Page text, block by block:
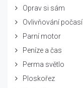
Oprav si sám
Ovlivňování počasí
Parní motor
Peníze a čas
Perma světlo
Ploskořez